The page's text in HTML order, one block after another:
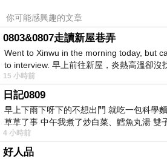
你可能感興趣的文章
0803&0807走讀新屋巷弄
Went to Xinwu in the morning today, but
to interview. 早上前往新屋，炎熱高溫卻沒
15 小時前
日記0809
早上下雨下呀下的不想出門 就吃一包科學
草草了事 中午我煮了炒白菜、鱈魚丸湯 雙
4 小時前
好人品